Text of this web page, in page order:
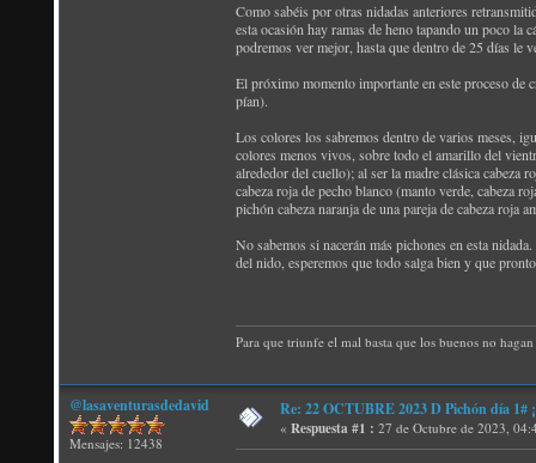
Como sabéis por otras nidadas anteriores
esta ocasión hay ramas de heno tapando un poco
podremos ver mejor, hasta que dentro de 25 días le
El próximo momento importante en este proceso de
pían).
Los colores los sabremos dentro de varios meses,
colores menos vivos, sobre todo el amarillo del
alrededor del cuello); al ser la madre clásica cabeza
cabeza roja de pecho blanco (manto verde, cabeza
pichón cabeza naranja de una pareja de cabeza roja
No sabemos si nacerán más pichones en esta
del nido, esperemos que todo salga bien y que
Para que triunfe el mal basta que los buenos no
@lasaventurasdedavid
Mensajes: 12438
Re: 22 OCTUBRE 2023 D Pichón día
« Respuesta #1 : 27 de Octubre de 2023,